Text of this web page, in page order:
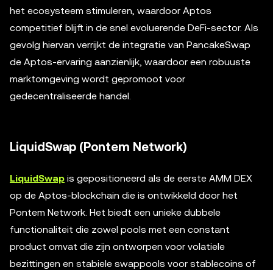
het ecosysteem stimuleren, waardoor Aptos
competitief blijft in de snel evoluerende DeFi-sector. Als
gevolg hiervan verrijkt de integratie van PancakeSwap
de Aptos-ervaring aanzienlijk, waardoor een robuuste
marktomgeving wordt gepromoot voor
gedecentraliseerde handel.
LiquidSwap (Pontem Network)
LiquidSwap is gepositioneerd als de eerste AMM DEX
op de Aptos-blockchain die is ontwikkeld door het
Pontem Network. Het biedt een unieke dubbele
functionaliteit die zowel pools met een constant
product omvat die zijn ontworpen voor volatiele
bezittingen en stabiele swappools voor stablecoins of